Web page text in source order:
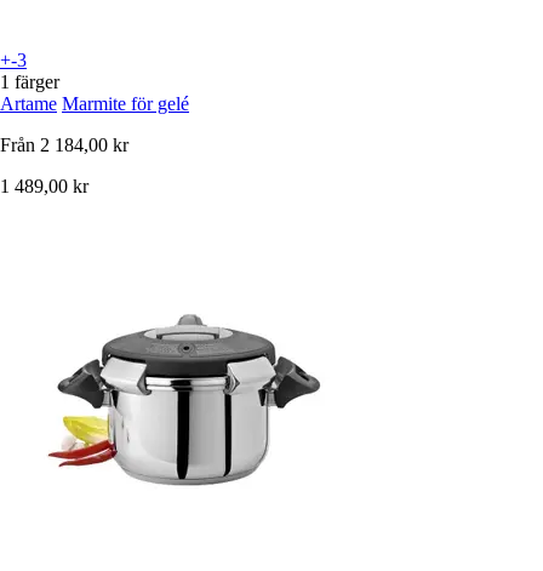
+-3
1 färger
Artame Marmite för gelé
Från 2 184,00 kr
1 489,00 kr